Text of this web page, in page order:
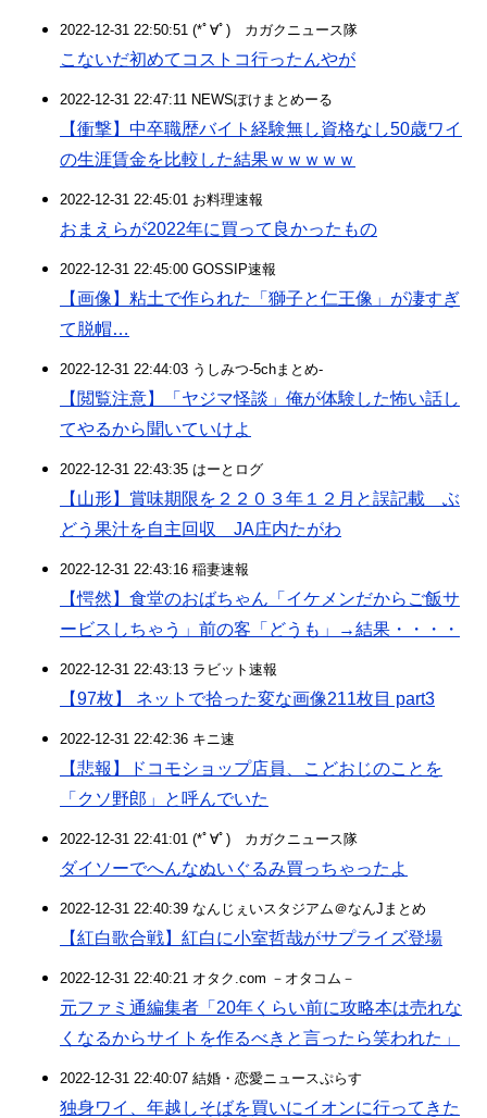
2022-12-31 22:50:51 (*ﾟ∀ﾟ)ゞカガクニュース隊
こないだ初めてコストコ行ったんやが
2022-12-31 22:47:11 NEWSぽけまとめーる
【衝撃】中卒職歴バイト経験無し資格なし50歳ワイ
の生涯賃金を比較した結果ｗｗｗｗｗ
2022-12-31 22:45:01 お料理速報
おまえらが2022年に買って良かったもの
2022-12-31 22:45:00 GOSSIP速報
【画像】粘土で作られた「獅子と仁王像」が凄すぎ
て脱帽…
2022-12-31 22:44:03 うしみつ-5chまとめ-
【閲覧注意】「ヤジマ怪談」俺が体験した怖い話し
てやるから聞いていけよ
2022-12-31 22:43:35 はーとログ
【山形】賞味期限を２２０３年１２月と誤記載 ぶ
どう果汁を自主回収 JA庄内たがわ
2022-12-31 22:43:16 稲妻速報
【愕然】食堂のおばちゃん「イケメンだからご飯サ
ービスしちゃう」前の客「どうも」→結果・・・・
2022-12-31 22:43:13 ラビット速報
【97枚】 ネットで拾った変な画像211枚目 part3
2022-12-31 22:42:36 キニ速
【悲報】ドコモショップ店員、こどおじのことを
「クソ野郎」と呼んでいた
2022-12-31 22:41:01 (*ﾟ∀ﾟ)ゞカガクニュース隊
ダイソーでへんなぬいぐるみ買っちゃったよ
2022-12-31 22:40:39 なんじぇいスタジアム＠なんJまとめ
【紅白歌合戦】紅白に小室哲哉がサプライズ登場
2022-12-31 22:40:21 オタク.com －オタコム－
元ファミ通編集者「20年くらい前に攻略本は売れな
くなるからサイトを作るべきと言ったら笑われた」
2022-12-31 22:40:07 結婚・恋愛ニュースぷらす
独身ワイ、年越しそばを買いにイオンに行ってきた